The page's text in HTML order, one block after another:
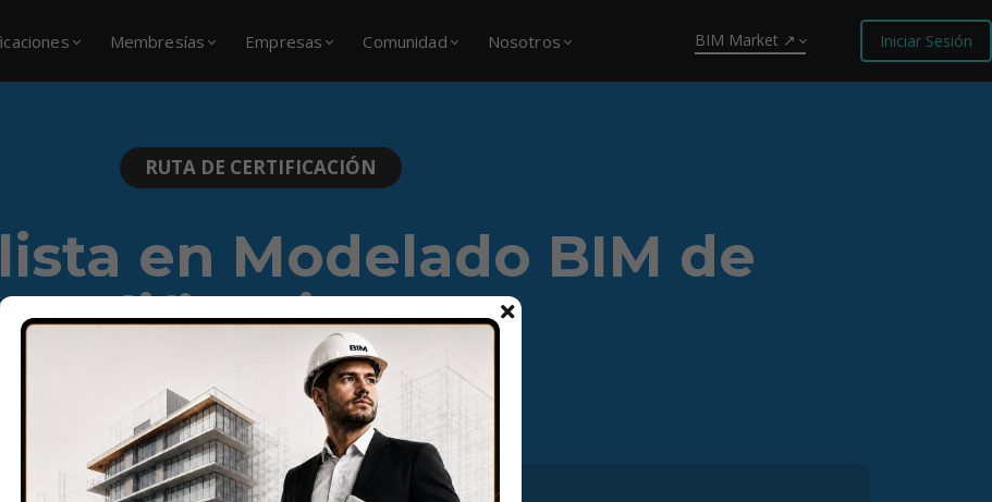
Membresías Empresas Comunidad Nosotros BIM Market ↗ Iniciar Sesión
RUTA DE CERTIFICACIÓN
en Modelado BIM de
Edificaciones
DISPONIBLE EN 2 MODALIDADES